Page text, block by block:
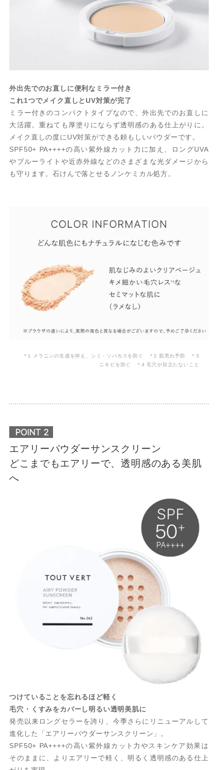
外出先でのお直しに便利なミラー付き
これ1つでメイク直しとUV対策が完了
ミラー付きのコンパクトタイプなので、外出先でのお直しに
大活躍。重ねても厚塗りにならず透明感のある仕上がりに。
メイク直しの度にUV対策ができる頼もしいパウダーです。
SPF50+ PA++++の高い紫外線カット力に加え、ロングUVA
やブルーライトや近赤外線などのさまざまな光ダメージから
も守ります。石けんで落とせるノンケミカル処方。
＊1 メラニンの生成を抑え、シミ・ソバカスを防ぐ ＊2 肌荒れ予防 ＊3
ニキビを防ぐ ＊4 毛穴が目立たないこと
エアリーパウダーサンスクリーン
どこまでもエアリーで、透明感のある美肌
へ
つけていることを忘れるほど軽く
毛穴・くすみをカバーし明るい透明美肌に
発売以来ロングセラーを誇り、今季さらにリニューアルして
進化した「エアリーパウダーサンスクリーン」。
SPF50+ PA++++の高い紫外線カット力やスキンケア効果は
そのままに、よりエアリーで軽く、明るく透明感のある仕上